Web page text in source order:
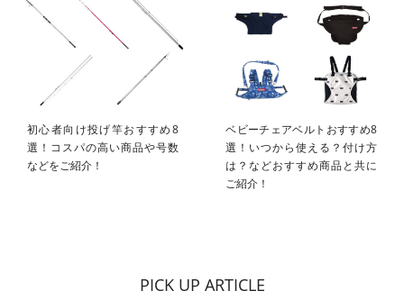
初心者向け投げ竿おすすめ8
選！コスパの高い商品や号数
などをご紹介！
ベビーチェアベルトおすすめ8
選！いつから使える？付け方
は？などおすすめ商品と共に
ご紹介！
PICK UP ARTICLE